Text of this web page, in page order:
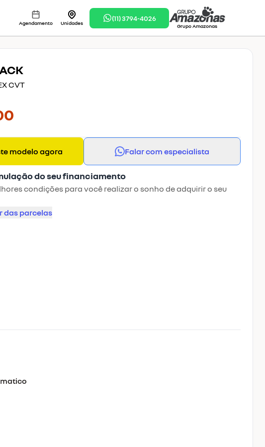
Agendamento Unidades
(11) 3794-4026
Grupo Amazonas
CVT
modelo agora Falar com especialista
do seu financiamento
condições para você realizar o sonho de adquirir o seu
das parcelas